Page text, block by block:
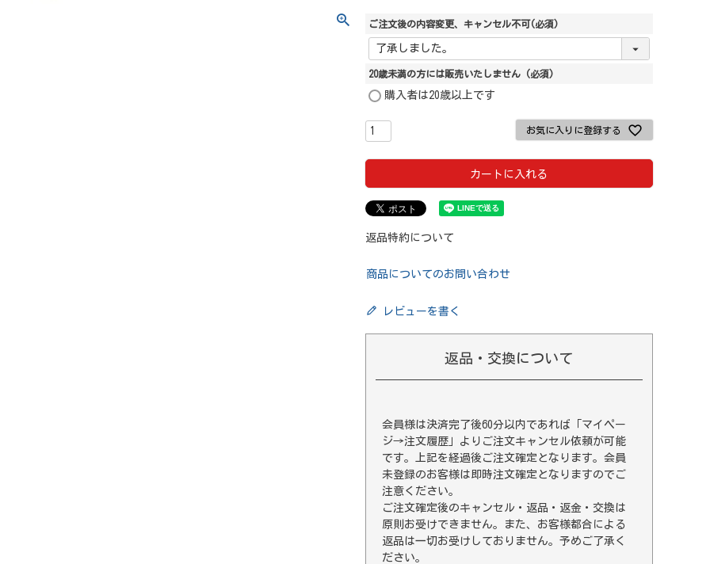
ご注文後の内容変更、キャンセル不可 (必須)
20歳未満の方には販売いたしません (必須)
購入者は20歳以上です
お気に入りに登録する
カートに入れる
返品特約について
商品についてのお問い合わせ
レビューを書く
返品・交換について
会員様は決済完了後60分以内であれば 「マイペー
ジ→注文履歴」 よりご注文キャンセル依頼が可能
です。上記を経過後ご注文確定となります。会員
未登録のお客様は即時注文確定となりますのでご
注意ください。
ご注文確定後のキャンセル・返品・返金・交換は
原則お受けできません。また、お客様都合による
返品は一切お受けしておりません。予めご了承く
ださい。